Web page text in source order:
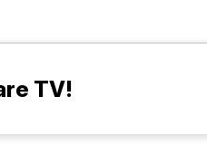
TV!